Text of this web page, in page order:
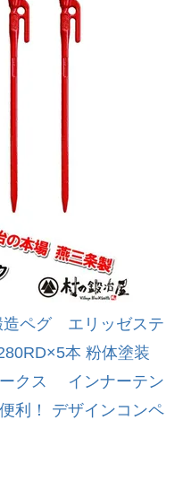
造ペグ エリッゼステ
本 粉体塗装
クス インナーテン
利！ デザインコンペ